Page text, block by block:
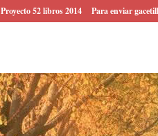
Proyecto 52 libros 2014 Para enviar